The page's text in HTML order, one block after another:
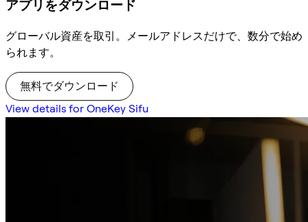
アプリをダウンロード
グローバル資産を取引。メールアドレスだけで、数分で始め
られます。
無料でダウンロード
View details for OneKey Sifu